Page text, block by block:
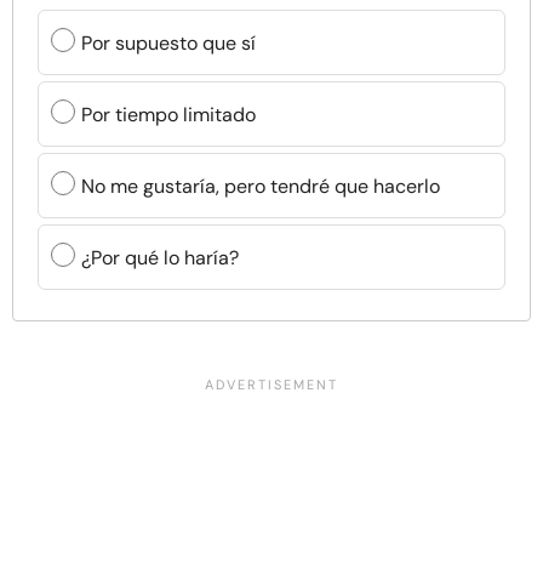
Por supuesto que sí
Por tiempo limitado
No me gustaría, pero tendré que hacerlo
¿Por qué lo haría?